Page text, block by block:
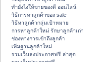
ทํายังไงให้ขายของดี ออนไลน์
วิธีการหาลูกค้าของ sale
วิธีหาลูกค้ากลุ่มเป้าหมาย
การหาลูกค้าใหม่ รักษาลูกค้าเก่า
ช่องทางการเข้าถึงลูกค้า
เพิ่มฐานลูกค้าใหม่
รวมเว็บลงประกาศฟรี ล่าสุด